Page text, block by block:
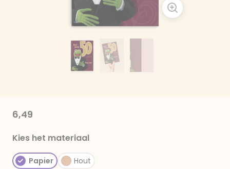
6,49
Kies het materiaal
Papier Hout